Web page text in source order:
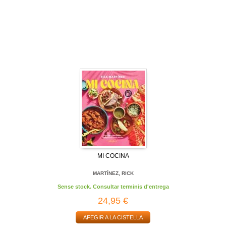
MI COCINA
MARTÍNEZ, RICK
Sense stock. Consultar terminis d'entrega
24,95 €
AFEGIR A LA CISTELLA